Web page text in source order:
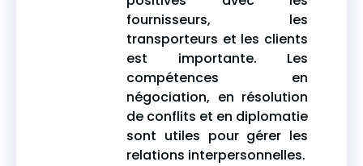
fournisseurs, les
transporteurs et les clients
est importante. Les
compétences en
négociation, en résolution
de conflits et en diplomatie
sont utiles pour gérer les
relations interpersonnelles.